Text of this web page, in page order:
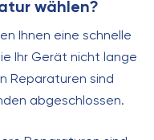
wählen?
Ihnen eine schnelle
Ihr Gerät nicht lange
Reparaturen sind
abgeschlossen.